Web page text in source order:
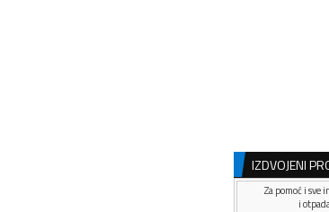
IZDVOJENI
Za pomoć i sve
i